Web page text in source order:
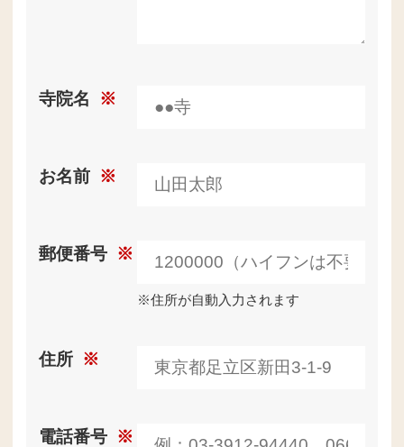
寺院名 ※
お名前 ※
郵便番号 ※
※住所が自動入力されます
住所 ※
電話番号 ※